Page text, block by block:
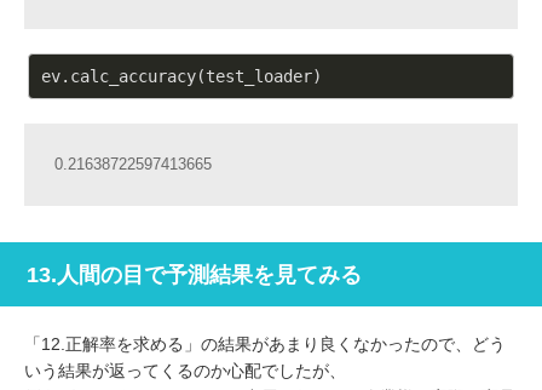
0.21638722597413665
13.人間の目で予測結果を見てみる
「12.正解率を求める」の結果があまり良くなかったので、どう
いう結果が返ってくるのか心配でしたが、